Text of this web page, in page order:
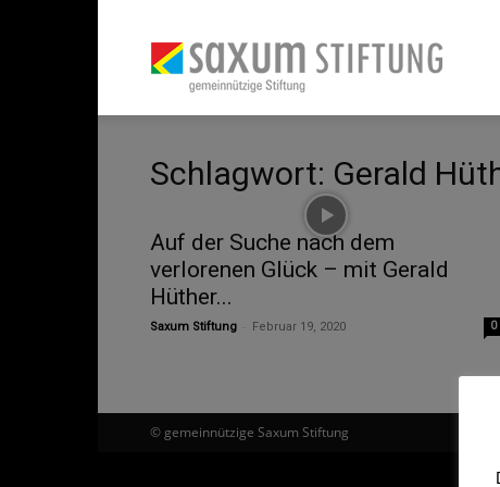
Schlagwort: Gerald
Auf der Suche nach dem
verlorenen Glück – mit Gerald
Hüther...
Saxum Stiftung Februar 19, 2020 0
© gemeinnützige Saxum Stiftung